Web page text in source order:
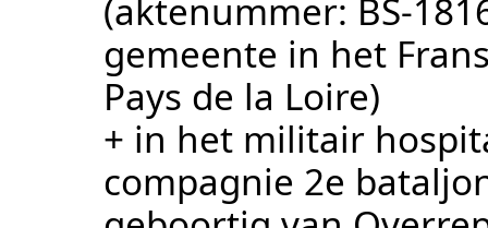
(aktenummer: BS-
gemeente in het
Pays de la Loire)
+ in het militair
compagnie 2e